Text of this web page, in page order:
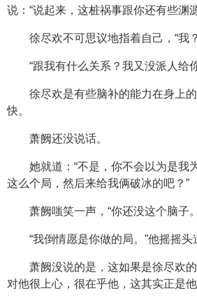
说：“说起来，这桩祸事跟你还有些渊
徐尽欢不可思议地指着自己，“我
“跟我有什么关系？我又没派人给
徐尽欢是有些脑补的能力在身上
快。
萧阙还没说话。
她就道：“不是，你不会以为是我
这么个局，然后来给我俩破冰的吧？”
萧阙嗤笑一声，“你还没这个脑子
“我倒情愿是你做的局。”他摇摇头
萧阙没说的是，这如果是徐尽欢
对他很上心，很在乎他，这其实正是他